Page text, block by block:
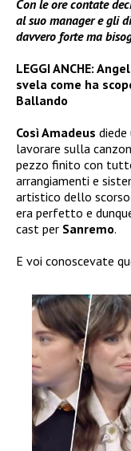
Con le ore contate
al suo manager e gli
davvero forte ma
LEGGI ANCHE:
svela come ha
Ballando
Così Amadeus
lavorare sulla
pezzo finito con
arrangiamenti e
artistico dello scorso
era perfetto e
cast per Sanremo.
E voi conoscevate